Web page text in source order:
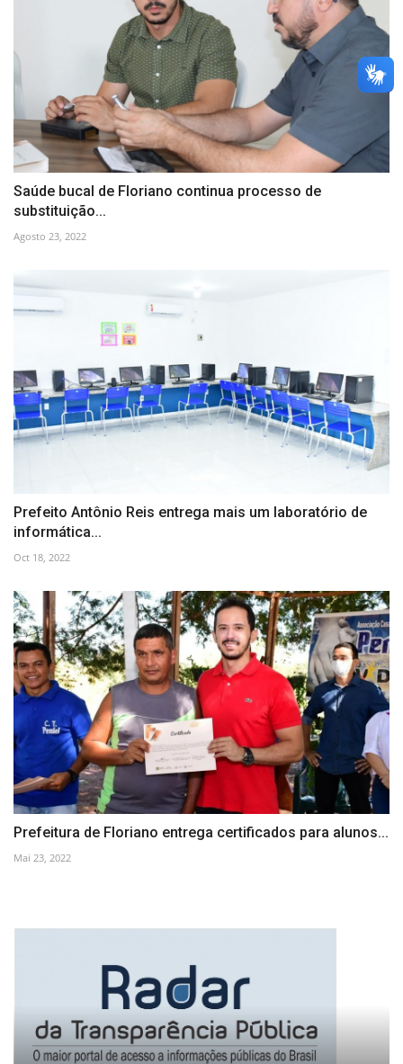
Saúde bucal de Floriano continua processo de
substituição...
Agosto 23, 2022
Prefeito Antônio Reis entrega mais um laboratório de
informática...
Oct 18, 2022
Prefeitura de Floriano entrega certificados para alunos...
Mai 23, 2022